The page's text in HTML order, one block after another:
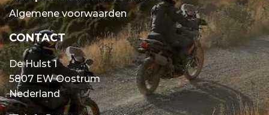
Algemene voorwaarden
CONTACT
De Hulst 1
5807 EW Oostrum
Nederland